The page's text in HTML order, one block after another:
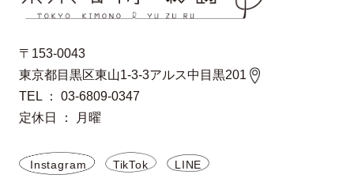
〒153-0043
東京都目黒区東山1-3-3アルス中目黒201
TEL ： 03-6809-0347
定休日 ： 月曜
Instagram TikTok LINE